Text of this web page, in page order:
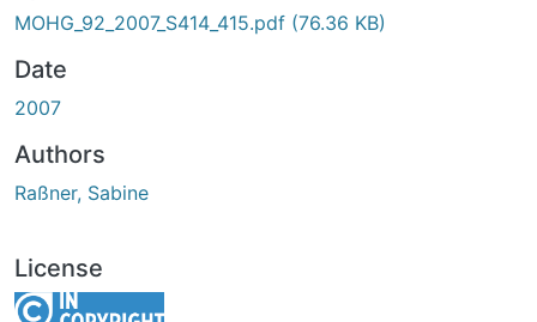
MOHG_92_2007_S414_415.pdf (76.36 KB)
Date
2007
Authors
Raßner, Sabine
License